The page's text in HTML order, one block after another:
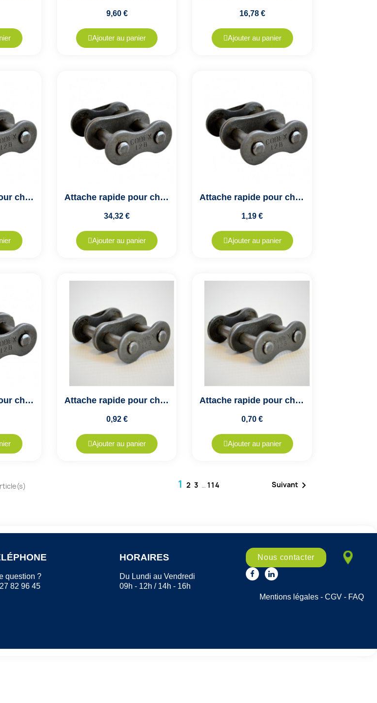
9,60 €
Ajouter au panier
16,78 €
Ajouter au panier
Attache rapide pour chaîne de transmission double ASA28A2 - Pas de 44.45mm Attache rapide pour chaîne de transmission double ASA32A2 - Pas de 50.8mm
34,32 €
Ajouter au panier
Attache rapide pour chaîne de transmission double ASA35A2 - Pas de 9.52mm
1,19 €
Ajouter au panier
Attache rapide pour chaîne de transmission double ASA40A2 - Pas de 12.7mm Attache rapide pour chaîne de transmission double ISO 05B2 - Pas de 8mm
0,92 €
Ajouter au panier
Attache rapide pour chaîne de transmission double ISO 06B2 - Pas de 9.52mm
0,70 €
Ajouter au panier
123 … 114 Suivant
question ?
82 96 45
HORAIRES
Du Lundi au Vendredi
09h - 12h / 14h - 16h
Nous contacter
Mentions légales- CGV- FAQ